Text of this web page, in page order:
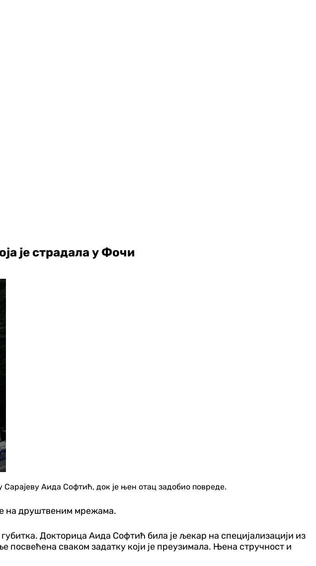
је страдала у Фочи
Аида Софтић, док је њен отац задобио повреде.
на друштвеним мрежама.
Докторица Аида Софтић била је љекар на специјализацији из
посвећена сваком задатку који је преузимала. Њена стручност и